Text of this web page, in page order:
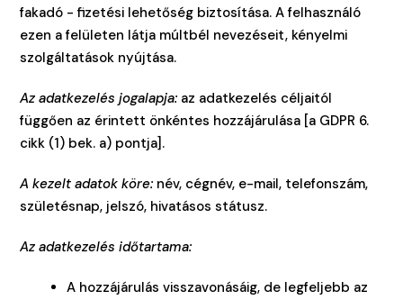
fakadó - fizetési lehetőség biztosítása. A felhasználó
ezen a felületen látja múltbél nevezéseit, kényelmi
szolgáltatások nyújtása.
Az adatkezelés jogalapja: az adatkezelés céljaitól
függően az érintett önkéntes hozzájárulása [a GDPR 6.
cikk (1) bek. a) pontja].
A kezelt adatok köre: név, cégnév, e-mail, telefonszám,
születésnap, jelszó, hivatásos státusz.
Az adatkezelés időtartama:
A hozzájárulás visszavonásáig, de legfeljebb az